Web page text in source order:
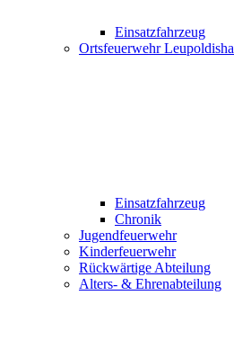
Einsatzfahrzeug
Ortsfeuerwehr
Einsatzfahrzeug
Chronik
Jugendfeuerwehr
Kinderfeuerwehr
Rückwärtige Abteilung
Alters- & Ehrenabteilung